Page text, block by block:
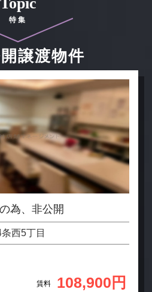
特集
譲渡物件
為、非公開
西5丁目
賃料 108,900円